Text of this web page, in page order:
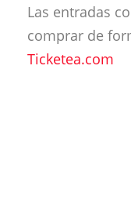
Las entradas
comprar de
Ticketea.com